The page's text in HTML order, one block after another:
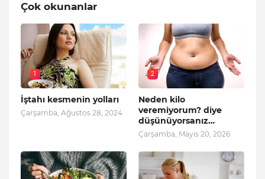
Çok okunanlar
1
İştahı kesmenin yolları
Çarşamba, Ağustos 28, 2024
2
Neden kilo
veremiyorum? diye
düşünüyorsanız…
Çarşamba, Mayıs 20, 2026